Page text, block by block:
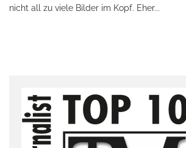
nicht all zu viele Bilder im Kopf. Eher...